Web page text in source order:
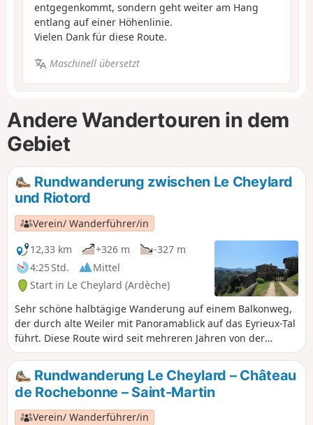
entgegenkommt, sondern geht weiter am Hang
entlang auf einer Höhenlinie.
Vielen Dank für diese Route.
Maschinell übersetzt
Andere Wandertouren in dem
Gebiet
Rundwanderung zwischen Le Cheylard
und Riotord
Verein/ Wanderführer/in
12,33 km
+326 m
-327 m
4:25 Std.
Mittel
Start in Le Cheylard (Ardèche)
Sehr schöne halbtägige Wanderung auf einem Balkonweg,
der durch alte Weiler mit Panoramablick auf das Eyrieux-Tal
führt. Diese Route wird seit mehreren Jahren von der
berühmten „Cheminote” genutzt, einer Wanderung für die
breite Öffentlichkeit, die Le Cheylard mit Saint-Martin-de-
Valamas verbindet. Eine Wanderung, die vom Kollektiv „Nos
chemins ne sont pas à vendre” (Unsere Wege sind nicht zu
verkaufen) angeboten wird.
Rundwanderung Le Cheylard – Château
de Rochebonne – Saint-Martin
Verein/ Wanderführer/in